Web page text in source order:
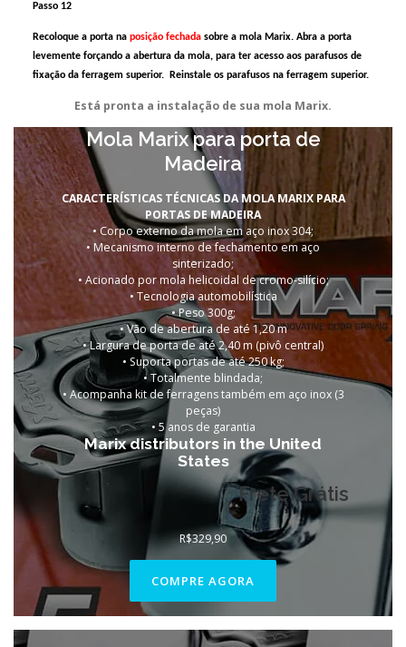
Passo 12
Recoloque a porta na posição fechadasobre a mola Marix. Abra a porta
levemente forçando a abertura da mola, para ter acesso aos parafusos de
fixação da ferragem superior. Reinstale os parafusos na ferragem superior.
Está pronta a instalação de sua mola Marix.
Mola Marix para porta de
Madeira
CARACTERÍSTICAS TÉCNICAS DA MOLA MARIX PARA
PORTAS DE MADEIRA
• Corpo externo da mola em aço inox 304;
• Mecanismo interno de fechamento em aço
sinterizado;
• Acionado por mola helicoidal de cromo-silício;
• Tecnologia automobilística
• Peso 300g;
• Vão de abertura de até 1,20 m
• Largura de porta de até 2,40 m (pivô central)
• Suporta portas deaté 250 kg;
• Totalmente blindada;
• Acompanha kit de ferragens também em aço inox (3
peças)
• 5 anos de garantia
Marix distributors in the United
States
Frete Grátis
R$329,90
COMPRE AGORA